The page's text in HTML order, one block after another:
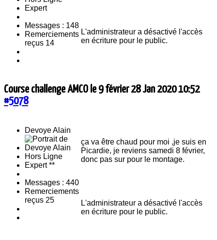
Expert
Messages : 148
Remerciements
reçus 14
L'administrateur a désactivé l'accès
en écriture pour le public.
Course challenge AMCO le 9 février28 Jan 2020 10:52
#5078
Devoye Alain
Hors Ligne
Expert **
Messages : 440
Remerciements
reçus 25
ça va être chaud pour moi ,je suis en
Picardie, je reviens samedi 8 février,
donc pas sur pour le montage.
L'administrateur a désactivé l'accès
en écriture pour le public.